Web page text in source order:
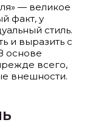
— великое
факт, у
стиль.
и выразить с
основе
всего,
внешности.